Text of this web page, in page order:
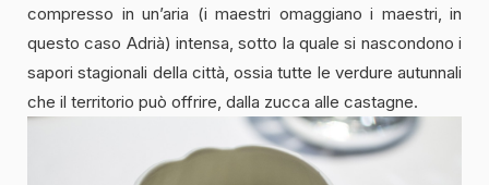
compresso in un’aria (i maestri omaggiano i maestri, in
questo caso Adrià) intensa, sotto la quale si nascondono i
sapori stagionali della città, ossia tutte le verdure autunnali
che il territorio può offrire, dalla zucca alle castagne.